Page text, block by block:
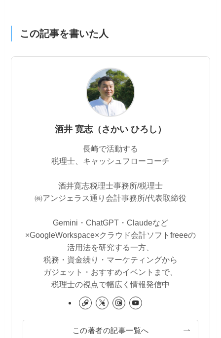
この記事を書いた人
酒井 寛志（さかい ひろし）
長崎で活動する
税理士、キャッシュフローコーチ
酒井寛志税理士事務所/税理士
㈱アンジェラス通り会計事務所/代表取締役
Gemini・ChatGPT・Claudeなど
×GoogleWorkspace×クラウド会計ソフトfreeeの
活用法を研究する一方、
税務・資金繰り・マーケティングから
ガジェット・おすすめイベントまで、
税理士の視点で幅広く情報発信中
この著者の記事一覧へ